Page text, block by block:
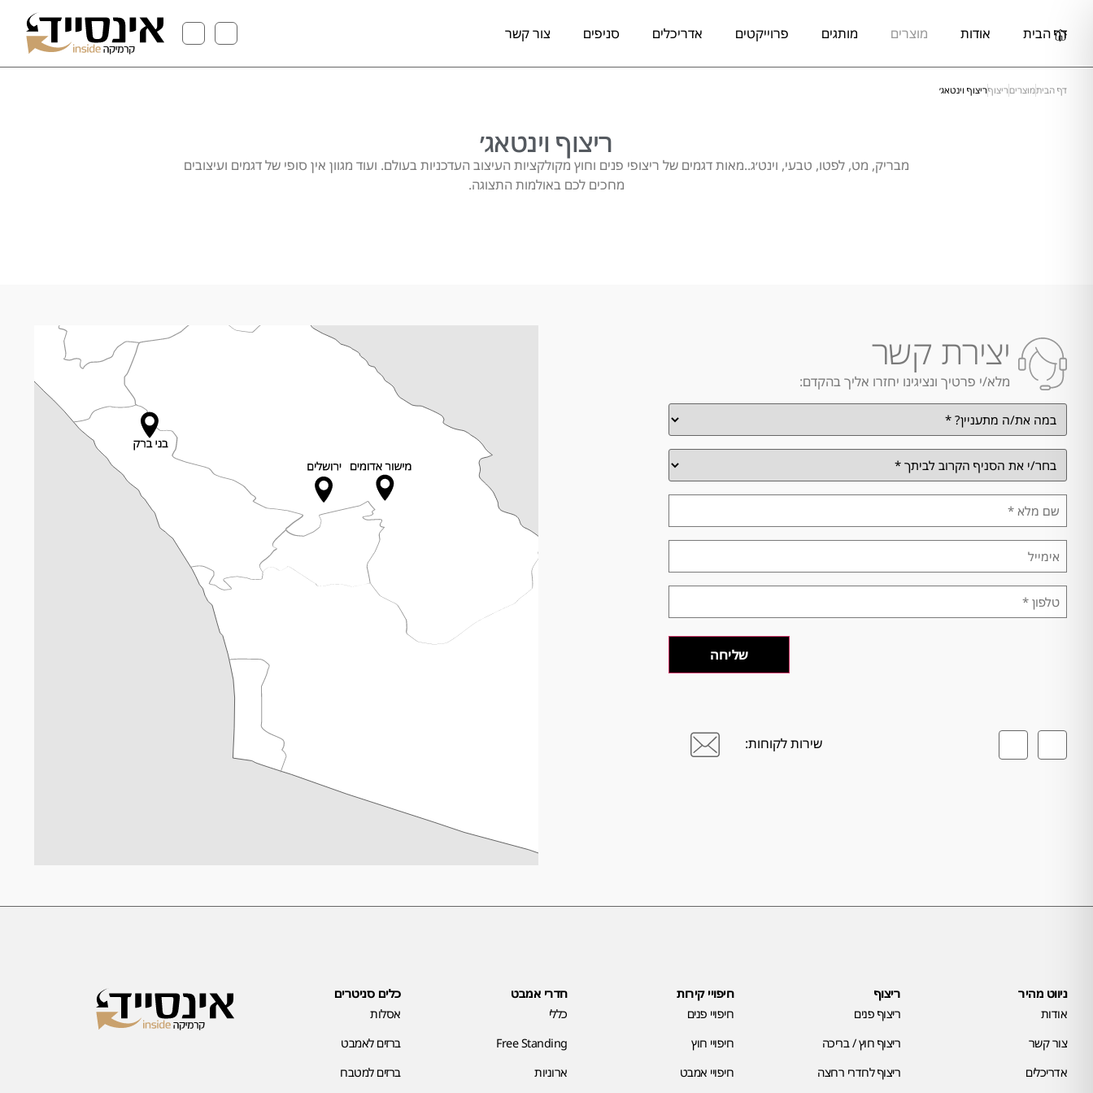
דף הבית אודות מוצרים מותגים פרוייקטים אדריכלים סניפים צור קשר
דף הביתמוצרים ריצוףריצוף וינטאג׳
ריצוף וינטאג׳
מבריק, מט, לפטו, טבעי, וינט׳ג..מאות דגמים של ריצופי פנים וחוץ מקולקציות העיצוב העדכניות בעולם. ועוד מגוון אין סופי של דגמים ועיצובים
מחכים לכם באולמות התצוגה.
יצירת קשר
מלא/י פרטיך ונציגינו יחזרו אליך בהקדם:
במה
אתה
מתעניין/ת?
*
בחר/י
את
הסניף
הקרוב
לביתך
*
שם
מלא
*
אימייל
טלפון
*
שירות לקוחות:
ניווט מהיר
אודות
צור קשר
אדריכלים
ריצוף
ריצוף פנים
ריצוף חוץ / בריכה
ריצוף לחדרי רחצה
חיפויי קירות
חיפויי פנים
חיפויי חוץ
חיפויי אמבט
חדרי אמבט
כללי
Free Standing
ארוניות
כלים סניטרים
אסלות
ברזים לאמבט
ברזים למטבח